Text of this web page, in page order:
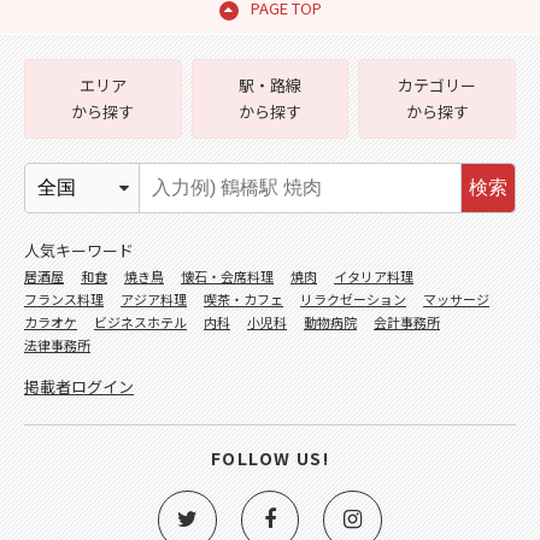
PAGE TOP
エリア
から探す
駅・路線
から探す
カテゴリー
から探す
検索
人気キーワード
居酒屋 和食 焼き鳥 懐石・会席料理 焼肉
イタリア料理
フランス料理
アジア料理 喫茶・カフェ リラクゼーション
マッサージ
カラオケ
ビジネスホテル 内科 小児科 動物病院
会計事務所
法律事務所
掲載者ログイン
FOLLOW US!